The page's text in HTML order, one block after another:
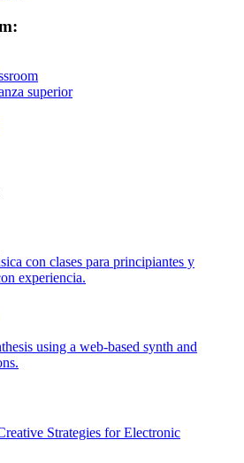
superior
con clases para principiantes y
experiencia.
using a web-based synth and
Strategies for Electronic